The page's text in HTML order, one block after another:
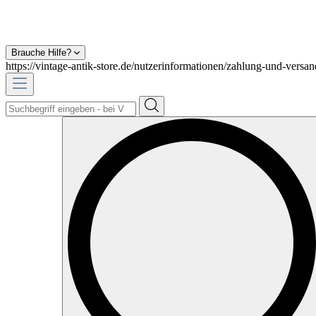
Brauche Hilfe?
https://vintage-antik-store.de/nutzerinformationen/zahlung-und-